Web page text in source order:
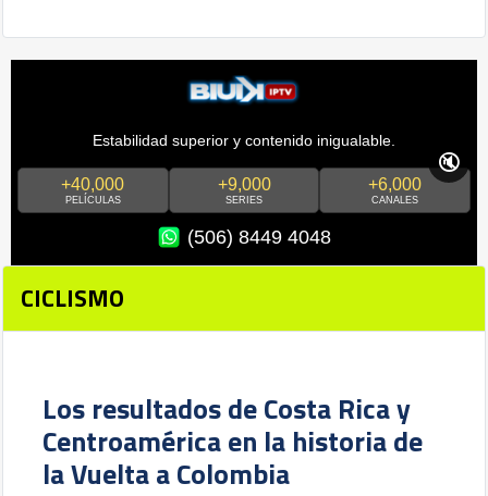
Estabilidad superior y contenido inigualable.
+40,000
PELÍCULAS
+9,000
SERIES
+6,000
CANALES
(506) 8449 4048
🔇
CICLISMO
Los resultados de Costa Rica y
Centroamérica en la historia de
la Vuelta a Colombia